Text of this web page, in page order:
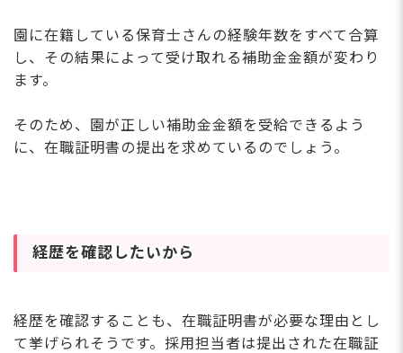
園に在籍している保育士さんの経験年数をすべて合算
し、その結果によって受け取れる補助金金額が変わり
ます。
そのため、園が正しい補助金金額を受給できるよう
に、在職証明書の提出を求めているのでしょう。
経歴を確認したいから
経歴を確認することも、在職証明書が必要な理由とし
て挙げられそうです。採用担当者は提出された在職証